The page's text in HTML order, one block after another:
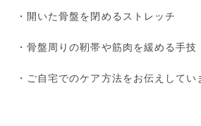
・開いた骨盤を閉めるストレッチ
・骨盤周りの靭帯や筋肉を緩める手技
・ご自宅でのケア方法をお伝えしてい